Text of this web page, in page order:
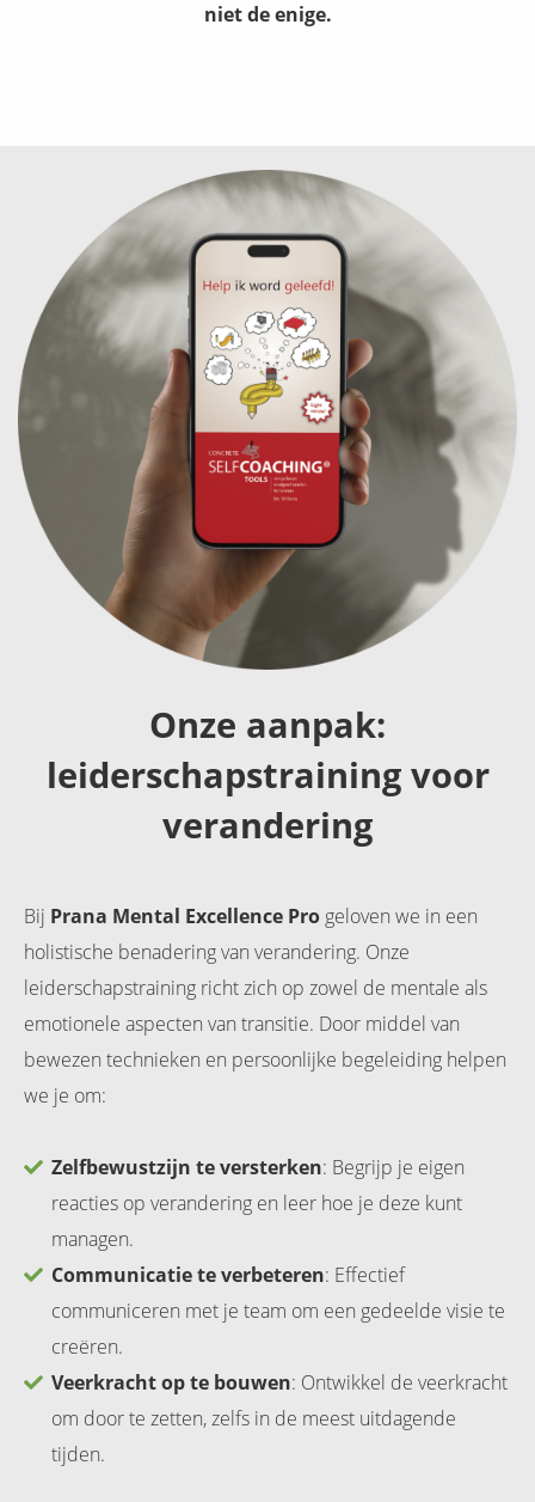
niet de enige.
Onze aanpak:
leiderschapstraining voor
verandering
Bij Prana Mental Excellence Pro geloven we in een
holistische benadering van verandering. Onze
leiderschapstraining richt zich op zowel de mentale als
emotionele aspecten van transitie. Door middel van
bewezen technieken en persoonlijke begeleiding helpen
we je om:
Zelfbewustzijn te versterken: Begrijp je eigen
reacties op verandering en leer hoe je deze kunt
managen.
Communicatie te verbeteren: Effectief
communiceren met je team om een gedeelde visie te
creëren.
Veerkracht op te bouwen: Ontwikkel de veerkracht
om door te zetten, zelfs in de meest uitdagende
tijden.